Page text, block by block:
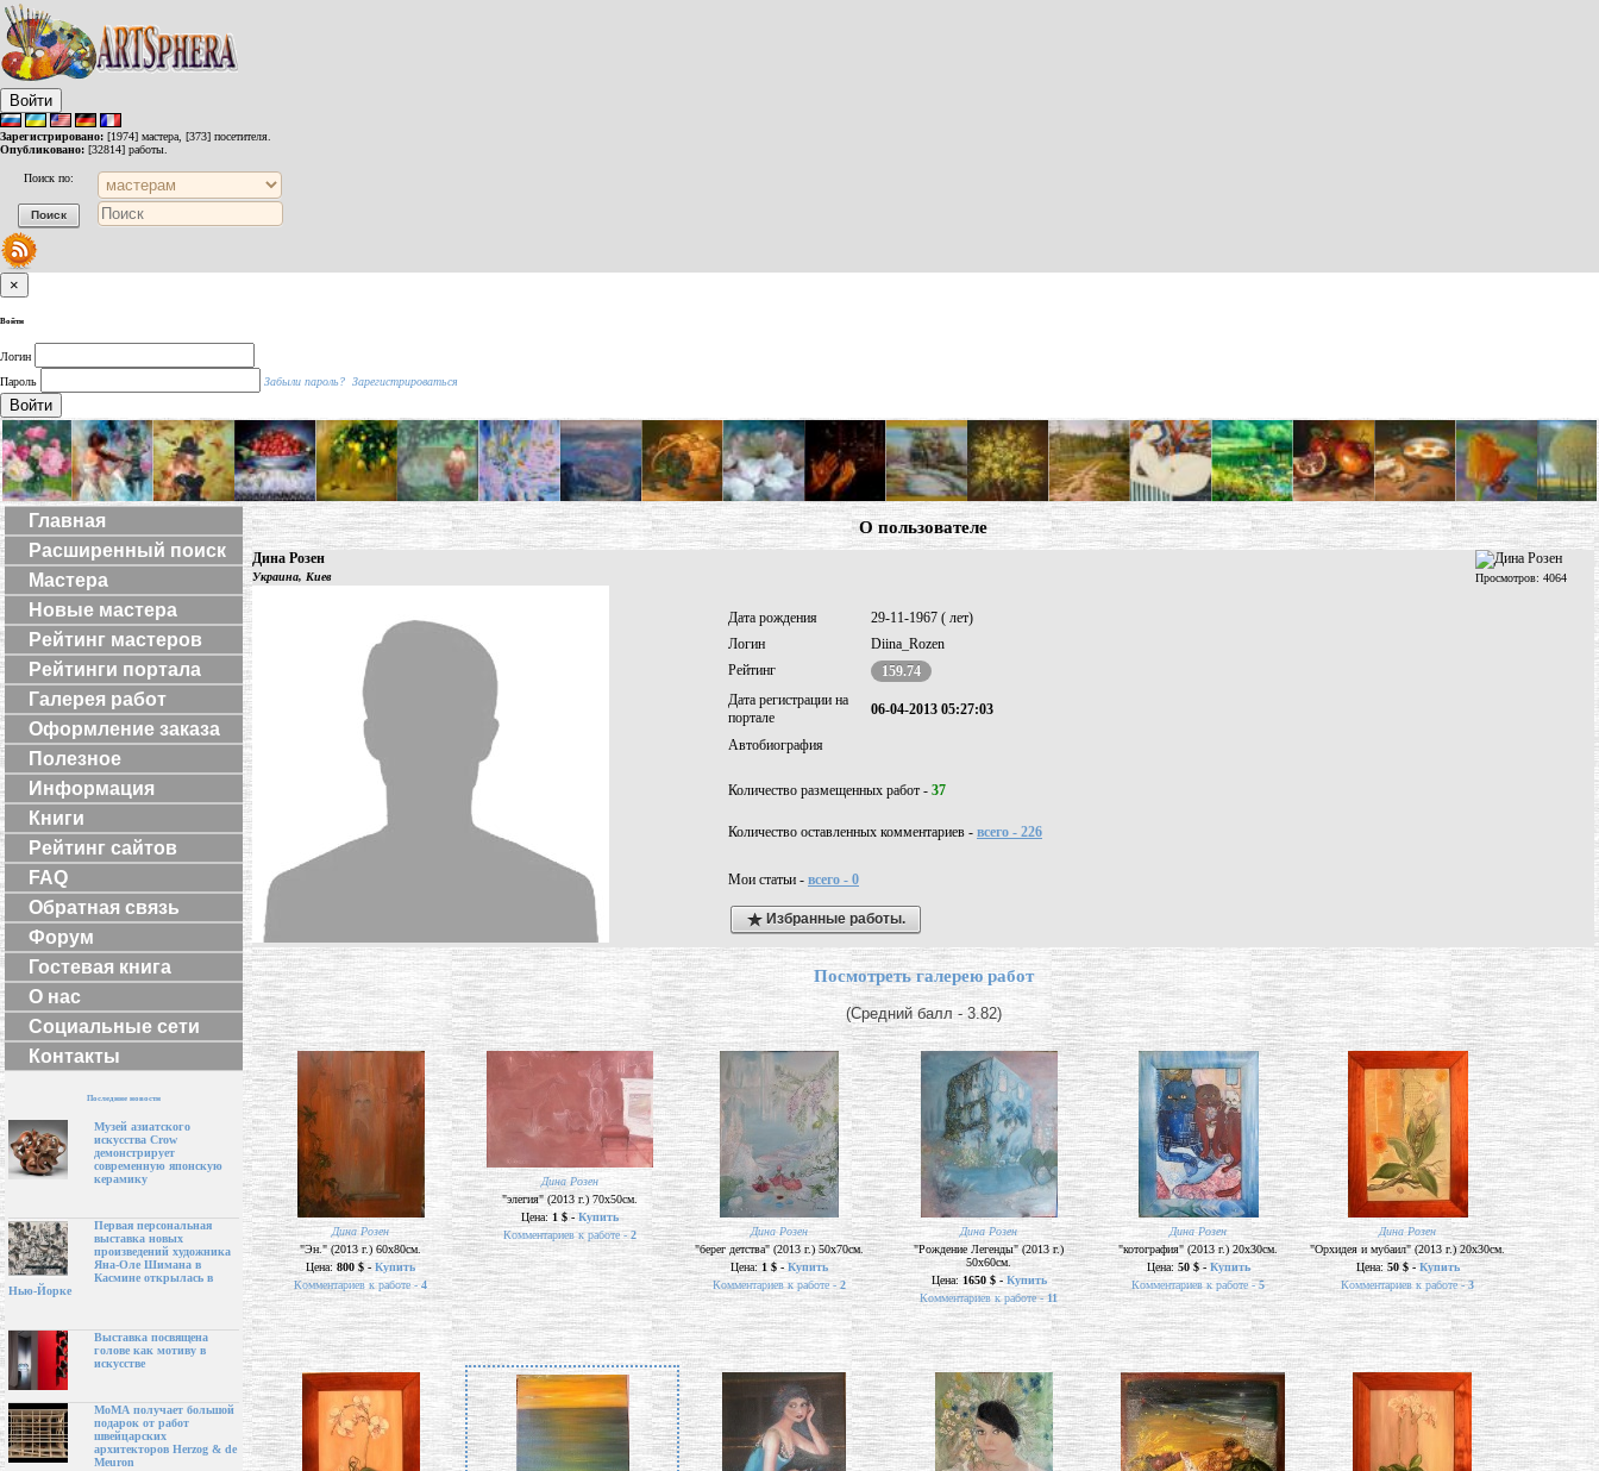
Войти
Зарегистрировано: [1974] мастера, [373] посетителя.
Опубликовано: [32814] работы.
Поиск по:
×
Войти
Логин
Пароль
Забыли пароль? Зарегистрироваться
Войти
Главная
Расширенный поиск
Мастера
Новые мастера
Рейтинг мастеров
Рейтинги портала
Галерея работ
Оформление заказа
Полезное
Информация
Книги
Рейтинг сайтов
FAQ
Обратная связь
Форум
Гостевая книга
О нас
Социальные сети
Контакты
Последние новости
Музей азиатского
искусства Crow
демонстрирует
современную японскую
керамику
Первая персональная
выставка новых
произведений художника
Яна-Оле Шимана в
Касмине открылась в
Нью-Йорке
Выставка посвящена
голове как мотиву в
искусстве
МоМА получает большой
подарок от работ
швейцарских
архитекторов Herzog & de
Meuron
О пользователе
Дина Розен
Просмотров: 4064
Украина, Киев
Дата рождения
29-11-1967 ( лет)
Логин
Diina_Rozen
Рейтинг
159.74
Дата регистрации на
портале
06-04-2013 05:27:03
Автобиография
Количество размещенных работ - 37
Количество оставленных комментариев - всего - 226
Мои статьи - всего - 0
Избранные работы.
Посмотреть галерею работ
(Средний балл - 3.82)
Дина Розен
"Эн." (2013 г.) 60х80см.
Цена: 800 $ - Купить
Комментариев к работе - 4
Дина Розен
"элегия" (2013 г.) 70х50см.
Цена: 1 $ -Купить
Комментариев к работе -2
Дина Розен
"берег детства" (2013 г.) 50х70см.
Цена: 1 $ -Купить
Комментариев к работе - 2
Дина Розен
"Рождение Легенды" (2013 г.)
50х60см.
Цена:1650 $ - Купить
Комментариев к работе -11
Дина Розен
"котография" (2013 г.) 20х30см.
Цена: 50 $ -Купить
Комментариев к работе -5
Дина Розен
"Орхидея и мубаил" (2013 г.) 20х30см.
Цена:50 $ -Купить
Комментариев к работе -3